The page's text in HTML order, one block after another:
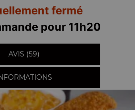
fermé
pour 11h20
AVIS (59)